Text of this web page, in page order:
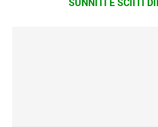
SUNNITI E SCIITI